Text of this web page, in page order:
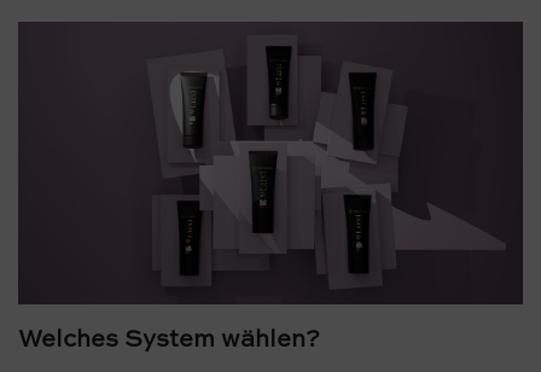
Welches System wählen?